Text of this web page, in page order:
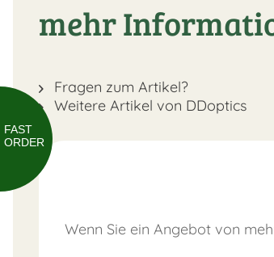
FAST
ORDER
mehr
Fragen zum Artikel?
Weitere Artikel von DDoptics
Wenn Sie ein Angebot von